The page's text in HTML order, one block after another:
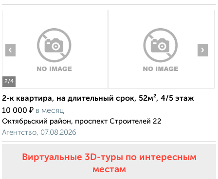
2/4
‹ ›
2-к квартира, на длительный срок, 52м², 4/5 этаж
10 000 ₽ в месяц
Октябрьский район, проспект Строителей 22
Агентство, 07.08.2026
Виртуальные 3D-туры по интересным
местам